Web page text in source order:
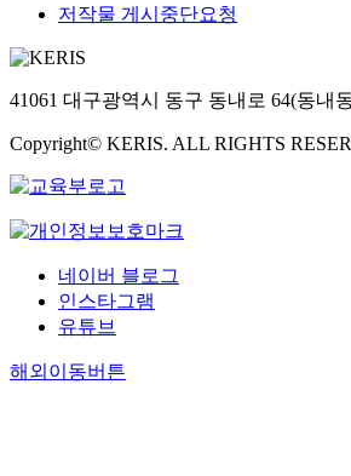
저작물 게시중단요청
41061 대구광역시 동구 동내로 64(동내
Copyright© KERIS. ALL RIGHTS
네이버 블로그
인스타그램
유튜브
해외이동버튼